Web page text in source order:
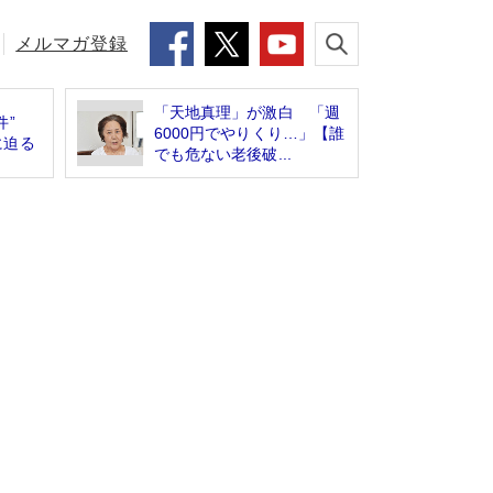
メルマガ登録
”
る
「天地真理」が激白 「週
6000円でやりくり…」【誰
でも危ない老後破...